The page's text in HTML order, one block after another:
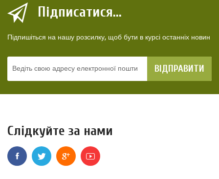
Підписатися...
Підпишіться на нашу розсилку, щоб бути в курсі останніх новин
ВІДПРАВИТИ
Слідкуйте за нами